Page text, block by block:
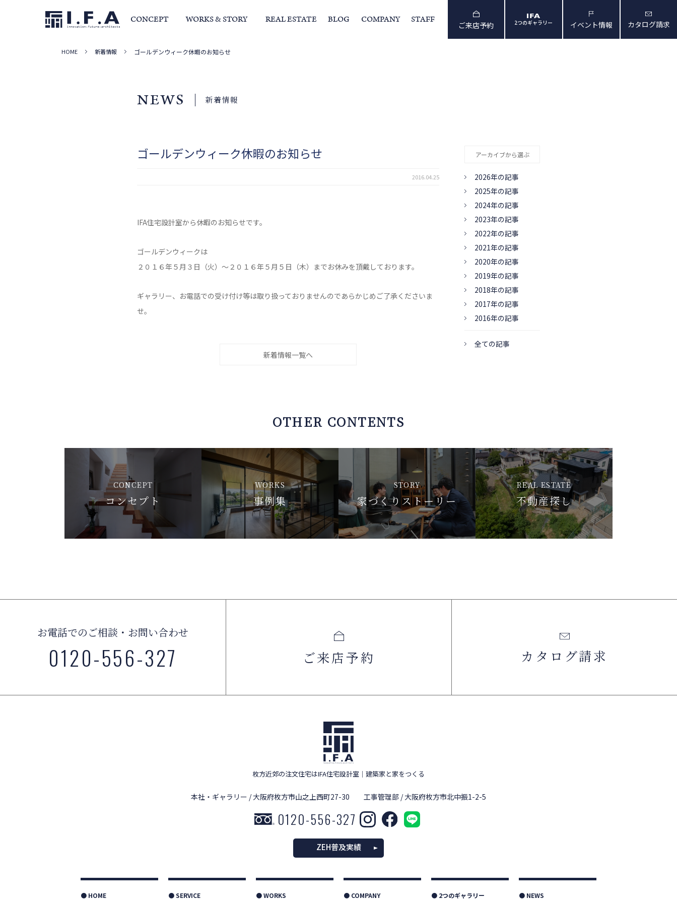
CONCEPT WORKS & STORY
事例集
REAL ESTATE BLOG COMPANY
サービス・家づくりの流れ 室長からの挨拶
STAFF
ご来店予約 2つのギャラリー イベント情報 カタログ請求
HOME 新着情報 ゴールデンウィーク休暇のお知らせ
NEWS 新着情報
ゴールデンウィーク休暇のお知らせ
2016.04.25
IFA住宅設計室から休暇のお知らせです。
ゴールデンウィークは
２０１６年５月３日（火）～２０１６年５月５日（木）までお休みを頂戴しております。
ギャラリー、お電話での受け付け等は取り扱っておりませんのであらかじめご了承くださいま
せ。
新着情報一覧へ
アーカイブから選ぶ
2026年の記事
2025年の記事
2024年の記事
2023年の記事
2022年の記事
2021年の記事
2020年の記事
2019年の記事
2018年の記事
2017年の記事
2016年の記事
全ての記事
OTHER CONTENTS
CONCEPT
コンセプト
WORKS
事例集
STORY
家づくりストーリー
REAL ESTATE
不動産探し
お電話でのご相談・お問い合わせ
0120-556-327 ご来店予約 カタログ請求
枚方近郊の注文住宅はIFA住宅設計室 ｜ 建築家と家をつくる
本社・ギャラリー / 大阪府枚方市山之上西町27-30 工事管理部 / 大阪府枚方市北中振1-2-5
0120-556-327
ZEH普及実績
● HOME ● SERVICE ● WORKS ● COMPANY ● 2つのギャラリー ● NEWS